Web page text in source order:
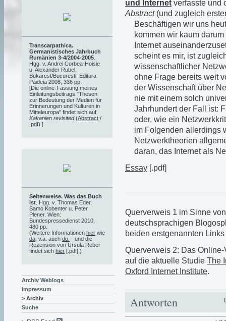
und Internet verfasste und
Abstract(und zugleich
Beschäftigen wir uns
kommen wir kaum
Internet
scheint es mir, ist
wissenschaftlicher
ohne Frage bereits weit
der Wissenschaft über
nie mit einem solch
Jahrhundert der Fall ist:
oder, wie ein
im Folgenden allerdings
Netzwerktheorien
daran, das Internet als
Essay [.pdf]
Querverweis 1 im Sinne
deutschsprachigen
beiden erstgenannten
Querverweis 2: Das
auf die aktuelle Studie The
Oxford Internet Institute.
Antworten
Transcarpathica.
Germanistisches Jahrbuch
Rumänien 3-4/2004-2005
Hgg. v. Andrei Corbea-Hoisie
u. Alexander Rubel.
Bukarest/Bucuresti: Editura
Paideia 2008, 336 pp.
[Die online-Fassung meines
Einleitungsbeitrags "Thesen
zur Bedeutung der Medien für
Erinnerungen und Kulturen in
Mitteleuropa" findet sich auf
Kakanien revisited(Abstract /
.pdf).]
Seitenweise. Was das Buch
ist . Hgg. v. Thomas Eder,
Samo Kobenter u. Peter
Plener. Wien:
Bundespressedienst 2010,
480 pp.
(Weitere Informationen hier wie
da , v.a. auch do. - und die
Rezension von Ursula Reber
findet sich hier [.pdf].)
Archiv Weblogs
Impressum
> Archiv
Suche